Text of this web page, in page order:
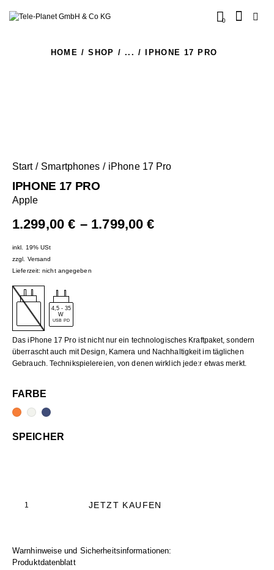
0
HOME SHOP ... IPHONE 17 PRO
Start Smartphones iPhone 17 Pro
IPHONE 17 PRO
Apple
1.299,00 € – 1.799,00€
inkl. 19% USt
zzgl. Versand
Lieferzeit: nicht angegeben
4,5-35
W
USB PD
Das iPhone 17 Pro ist nicht nur ein technologisches Kraftpaket, sondern
überrascht auch mit Design, Kamera und Nachhaltigkeit im täglichen
Gebrauch. Technikspielereien, von denen wirklich jede:r etwas merkt.
FARBE
SPEICHER
JETZT KAUFEN
Warnhinweise und Sicherheitsinformationen:
Produktdatenblatt